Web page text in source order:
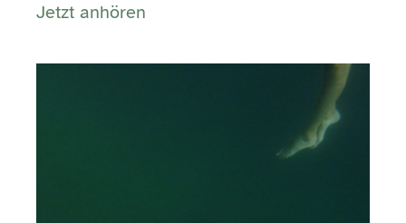
Jetzt anhören